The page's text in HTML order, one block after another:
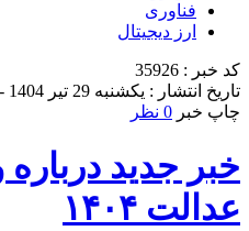
فناوری
ارز دیجیتال
کد خبر : 35926
تاریخ انتشار : یکشنبه 29 تیر 1404 - 14:34
چاپ خبر 0 نظر
خبر جدید
عدالت ۱۴۰۴